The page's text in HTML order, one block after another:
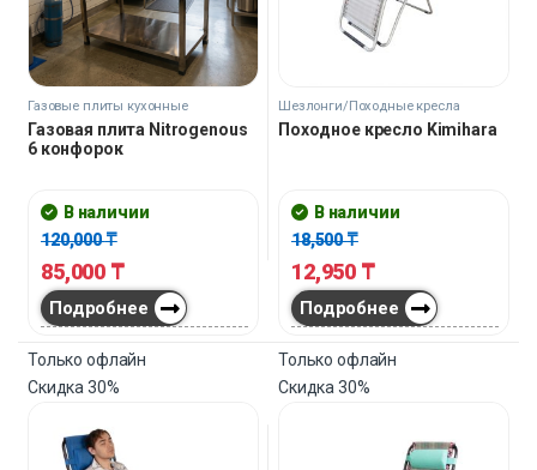
Газовые плиты кухонные
Газовая плита Nitrogenous
6 конфорок
В наличии
120,000₸
85,000 ₸
Подробнее
Шезлонги/Походные кресла
Походное кресло Kimihara
В наличии
18,500₸
12,950 ₸
Подробнее
Только офлайн
Скидка30%
Только офлайн
Скидка30%